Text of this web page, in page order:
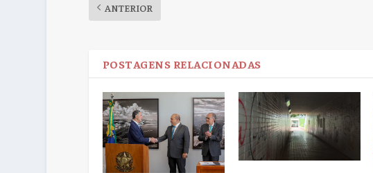
ANTERIOR
POSTAGENS RELACIONADAS